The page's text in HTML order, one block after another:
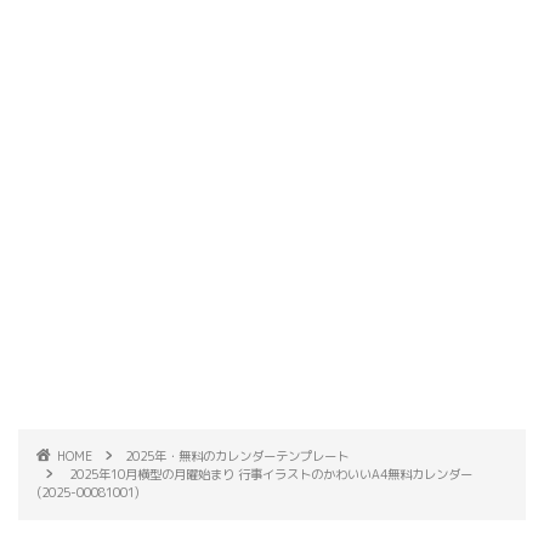
HOME
2025年・無料のカレンダーテンプレート
2025年10月横型の月曜始まり 行事イラストのかわいいA4無料カレンダー
(2025-00081001)